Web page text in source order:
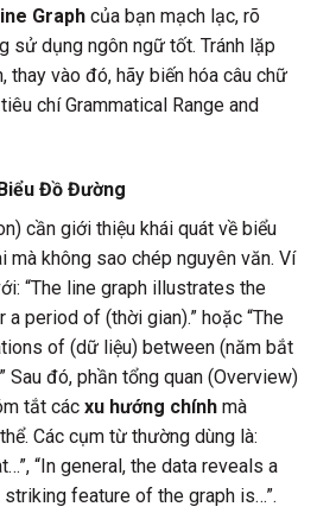
Graph của bạn mạch lạc, rõ
sử dụng ngôn ngữ tốt. Tránh lặp
thay vào đó, hãy biến hóa câu chữ
chí Grammatical Range and
Đồ Đường
cần giới thiệu khái quát về biểu
mà không sao chép nguyên văn. Ví
“The line graph illustrates the
period of (thời gian).” hoặc “The
of (dữ liệu) between (năm bắt
Sau đó, phần tổng quan (Overview)
tắt các xu hướng chính mà
Các cụm từ thường dùng là:
“In general, the data reveals a
striking feature of the graph is…”.